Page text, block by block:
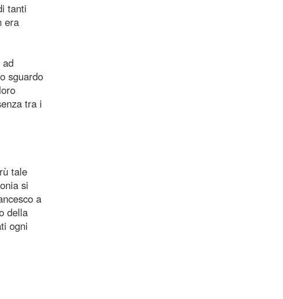
tanti
era
ad
sguardo
tra i
tale
si
a
della
ogni